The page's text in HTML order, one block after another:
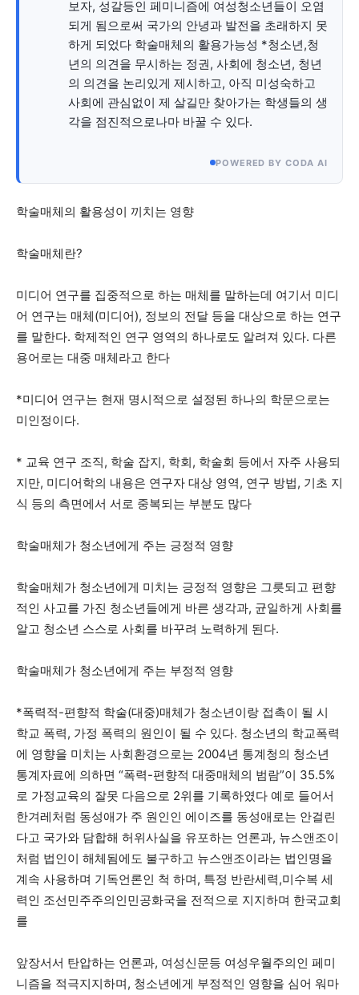
보자, 성갈등인 페미니즘에 여성청소년들이 오염
되게 됨으로써 국가의 안녕과 발전을 초래하지 못
하게 되었다 학술매체의 활용가능성 *청소년,청
년의 의견을 무시하는 정권, 사회에 청소년, 청년
의 의견을 논리있게 제시하고, 아직 미성숙하고
사회에 관심없이 제 살길만 찾아가는 학생들의 생
각을 점진적으로나마 바꿀 수 있다.
POWERED BY CODA AI
학술매체의 활용성이 끼치는 영향
학술매체란?
미디어 연구를 집중적으로 하는 매체를 말하는데 여기서 미디
어 연구는 매체(미디어), 정보의 전달 등을 대상으로 하는 연구
를 말한다. 학제적인 연구 영역의 하나로도 알려져 있다. 다른
용어로는 대중 매체라고 한다
*미디어 연구는 현재 명시적으로 설정된 하나의 학문으로는
미인정이다.
* 교육 연구 조직, 학술 잡지, 학회, 학술회 등에서 자주 사용되
지만, 미디어학의 내용은 연구자 대상 영역, 연구 방법, 기초 지
식 등의 측면에서 서로 중복되는 부분도 많다
학술매체가 청소년에게 주는 긍정적 영향
학술매체가 청소년에게 미치는 긍정적 영향은 그릇되고 편향
적인 사고를 가진 청소년들에게 바른 생각과, 균일하게 사회를
알고 청소년 스스로 사회를 바꾸려 노력하게 된다.
학술매체가 청소년에게 주는 부정적 영향
*폭력적-편향적 학술(대중)매체가 청소년이랑 접촉이 될 시
학교 폭력, 가정 폭력의 원인이 될 수 있다. 청소년의 학교폭력
에 영향을 미치는 사회환경으로는 2004년 통계청의 청소년
통계자료에 의하면 “폭력-편향적 대중매체의 범람”이 35.5%
로 가정교육의 잘못 다음으로 2위를 기록하였다 예로 들어서
한겨레처럼 동성애가 주 원인인 에이즈를 동성애로는 안걸린
다고 국가와 담합해 허위사실을 유포하는 언론과, 뉴스앤조이
처럼 법인이 해체됨에도 불구하고 뉴스앤조이라는 법인명을
계속 사용하며 기독언론인 척 하며, 특정 반란세력,미수복 세
력인 조선민주주의인민공화국을 전적으로 지지하며 한국교회
를
앞장서서 탄압하는 언론과, 여성신문등 여성우월주의인 페미
니즘을 적극지지하며, 청소년에게 부정적인 영향을 심어 워마